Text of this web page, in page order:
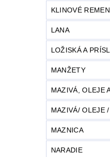
KLINOVÉ
LANA
LOŽISKÁ A
MANŽETY
MAZIVÁ, OLEJE
MAZIVÁ/ OLEJE
MAZNICA
NARADIE